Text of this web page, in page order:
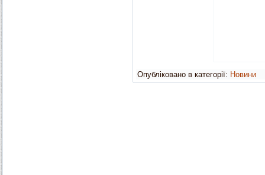
Опубліковано в категорії: Новини